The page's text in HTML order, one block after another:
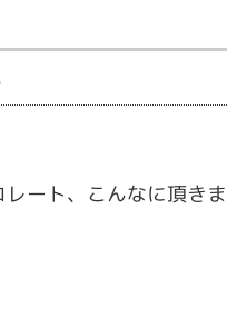
ート、こんなに頂き